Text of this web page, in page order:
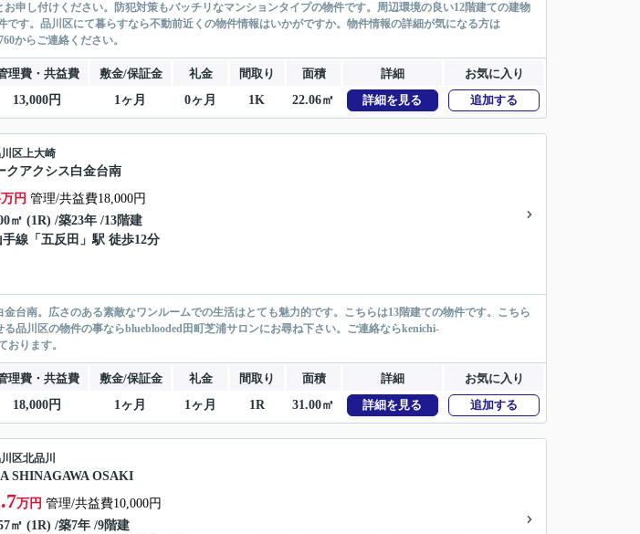
申し付けください。防犯対策もバッチリなマンションタイプの物件です。周辺環境の良い12階建ての建物
です。品川区にて暮らすなら不動前近くの物件情報はいかがですか。物件情報の詳細が気になる方は
からご連絡ください。
理費・共益費 敷金/保証金 礼金 間取り 面積 詳細
お気に入り
13,000円 1ヶ月 0ヶ月 1K 22.06㎡ 詳細を見る 追加する
区上大崎
クアクシス白金台南
万円 管理/共益費18,000円
㎡ (1R) /築23年 /13階建
手線 「 五反田 」駅 徒歩12分
台南。広さのある素敵なワンルームでの生活はとても魅力的です。こちらは13階建ての物件です。こちら
品川区の物件の事ならblueblooded田町芝浦サロンにお尋ね下さい。ご連絡ならkenichi-
おります。
理費・共益費 敷金/保証金 礼金 間取り 面積 詳細
お気に入り
18,000円 1ヶ月 1ヶ月 1R 31.00㎡ 詳細を見る 追加する
区北品川
SHINAGAWA OSAKI
万円 管理/共益費10,000円
㎡ (1R) /築7年 /9階建